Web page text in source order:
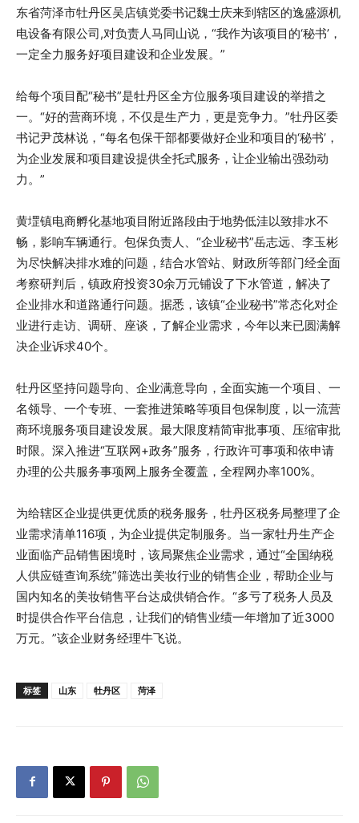
东省菏泽市牡丹区吴店镇党委书记魏士庆来到辖区的逸盛源机
电设备有限公司,对负责人马同山说，“我作为该项目的‘秘书’，
一定全力服务好项目建设和企业发展。”
给每个项目配“秘书”是牡丹区全方位服务项目建设的举措之
一。“好的营商环境，不仅是生产力，更是竞争力。”牡丹区委
书记尹茂林说，“每名包保干部都要做好企业和项目的‘秘书’，
为企业发展和项目建设提供全托式服务，让企业输出强劲动
力。”
黄堽镇电商孵化基地项目附近路段由于地势低洼以致排水不
畅，影响车辆通行。包保负责人、“企业秘书”岳志远、李玉彬
为尽快解决排水难的问题，结合水管站、财政所等部门经全面
考察研判后，镇政府投资30余万元铺设了下水管道，解决了
企业排水和道路通行问题。据悉，该镇“企业秘书”常态化对企
业进行走访、调研、座谈，了解企业需求，今年以来已圆满解
决企业诉求40个。
牡丹区坚持问题导向、企业满意导向，全面实施一个项目、一
名领导、一个专班、一套推进策略等项目包保制度，以一流营
商环境服务项目建设发展。最大限度精简审批事项、压缩审批
时限。深入推进“互联网+政务”服务，行政许可事项和依申请
办理的公共服务事项网上服务全覆盖，全程网办率100%。
为给辖区企业提供更优质的税务服务，牡丹区税务局整理了企
业需求清单116项，为企业提供定制服务。当一家牡丹生产企
业面临产品销售困境时，该局聚焦企业需求，通过“全国纳税
人供应链查询系统”筛选出美妆行业的销售企业，帮助企业与
国内知名的美妆销售平台达成供销合作。“多亏了税务人员及
时提供合作平台信息，让我们的销售业绩一年增加了近3000
万元。”该企业财务经理牛飞说。
标签 山东 牡丹区 菏泽